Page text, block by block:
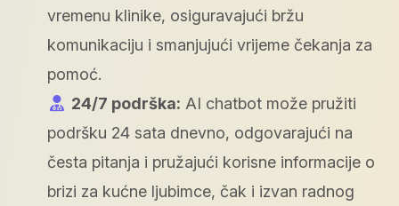
vremenu klinike, osiguravajući bržu
komunikaciju i smanjujući vrijeme čekanja za
pomoć.
24/7 podrška: AI chatbot može pružiti
podršku 24 sata dnevno, odgovarajući na
česta pitanja i pružajući korisne informacije o
brizi za kućne ljubimce, čak i izvan radnog